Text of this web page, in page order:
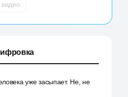
уже засыпает. Не, не